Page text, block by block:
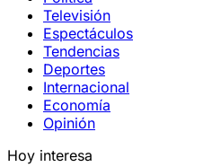
Televisión
Espectáculos
Tendencias
Deportes
Internacional
Economía
Opinión
Hoy interesa